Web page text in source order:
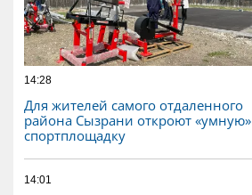
14:28
Для жителей самого отдаленного
района Сызрани откроют «умную»
спортплощадку
14:01